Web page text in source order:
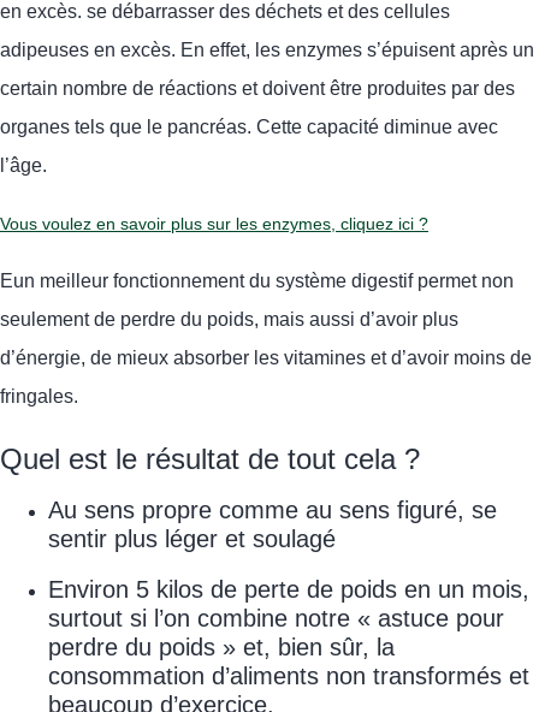
en excès. se débarrasser des déchets et des cellules
adipeuses en excès. En effet, les enzymes s’épuisent après un
certain nombre de réactions et doivent être produites par des
organes tels que le pancréas. Cette capacité diminue avec
l’âge.
Vous voulez en savoir plus sur les enzymes, cliquez ici ?
Eun meilleur fonctionnement du système digestif permet non
seulement de perdre du poids, mais aussi d’avoir plus
d’énergie, de mieux absorber les vitamines et d’avoir moins de
fringales.
Quel est le résultat de tout cela ?
Au sens propre comme au sens figuré, se
sentir plus léger et soulagé
Environ 5 kilos de perte de poids en un mois,
surtout si l’on combine notre « astuce pour
perdre du poids » et, bien sûr, la
consommation d’aliments non transformés et
beaucoup d’exercice.